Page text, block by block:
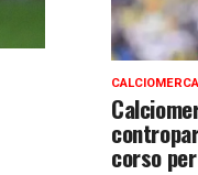
corso